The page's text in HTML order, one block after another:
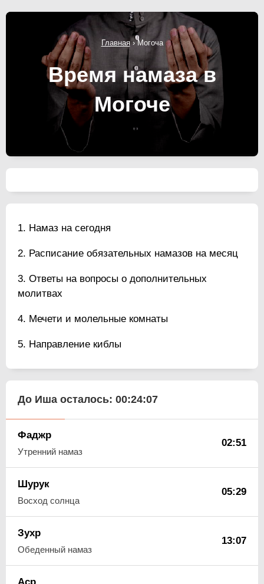
Главная›Могоча
Время намаза в
Могоче
Намаз на сегодня
Расписание обязательных намазов на месяц
Ответы на вопросы о дополнительных
молитвах
Мечети и молельные комнаты
Направление киблы
До Иша осталось: 00:24:06
Фаджр
Утренний намаз
02:51
Шурук
Восход солнца
05:29
Зухр
Обеденный намаз
13:07
Аср